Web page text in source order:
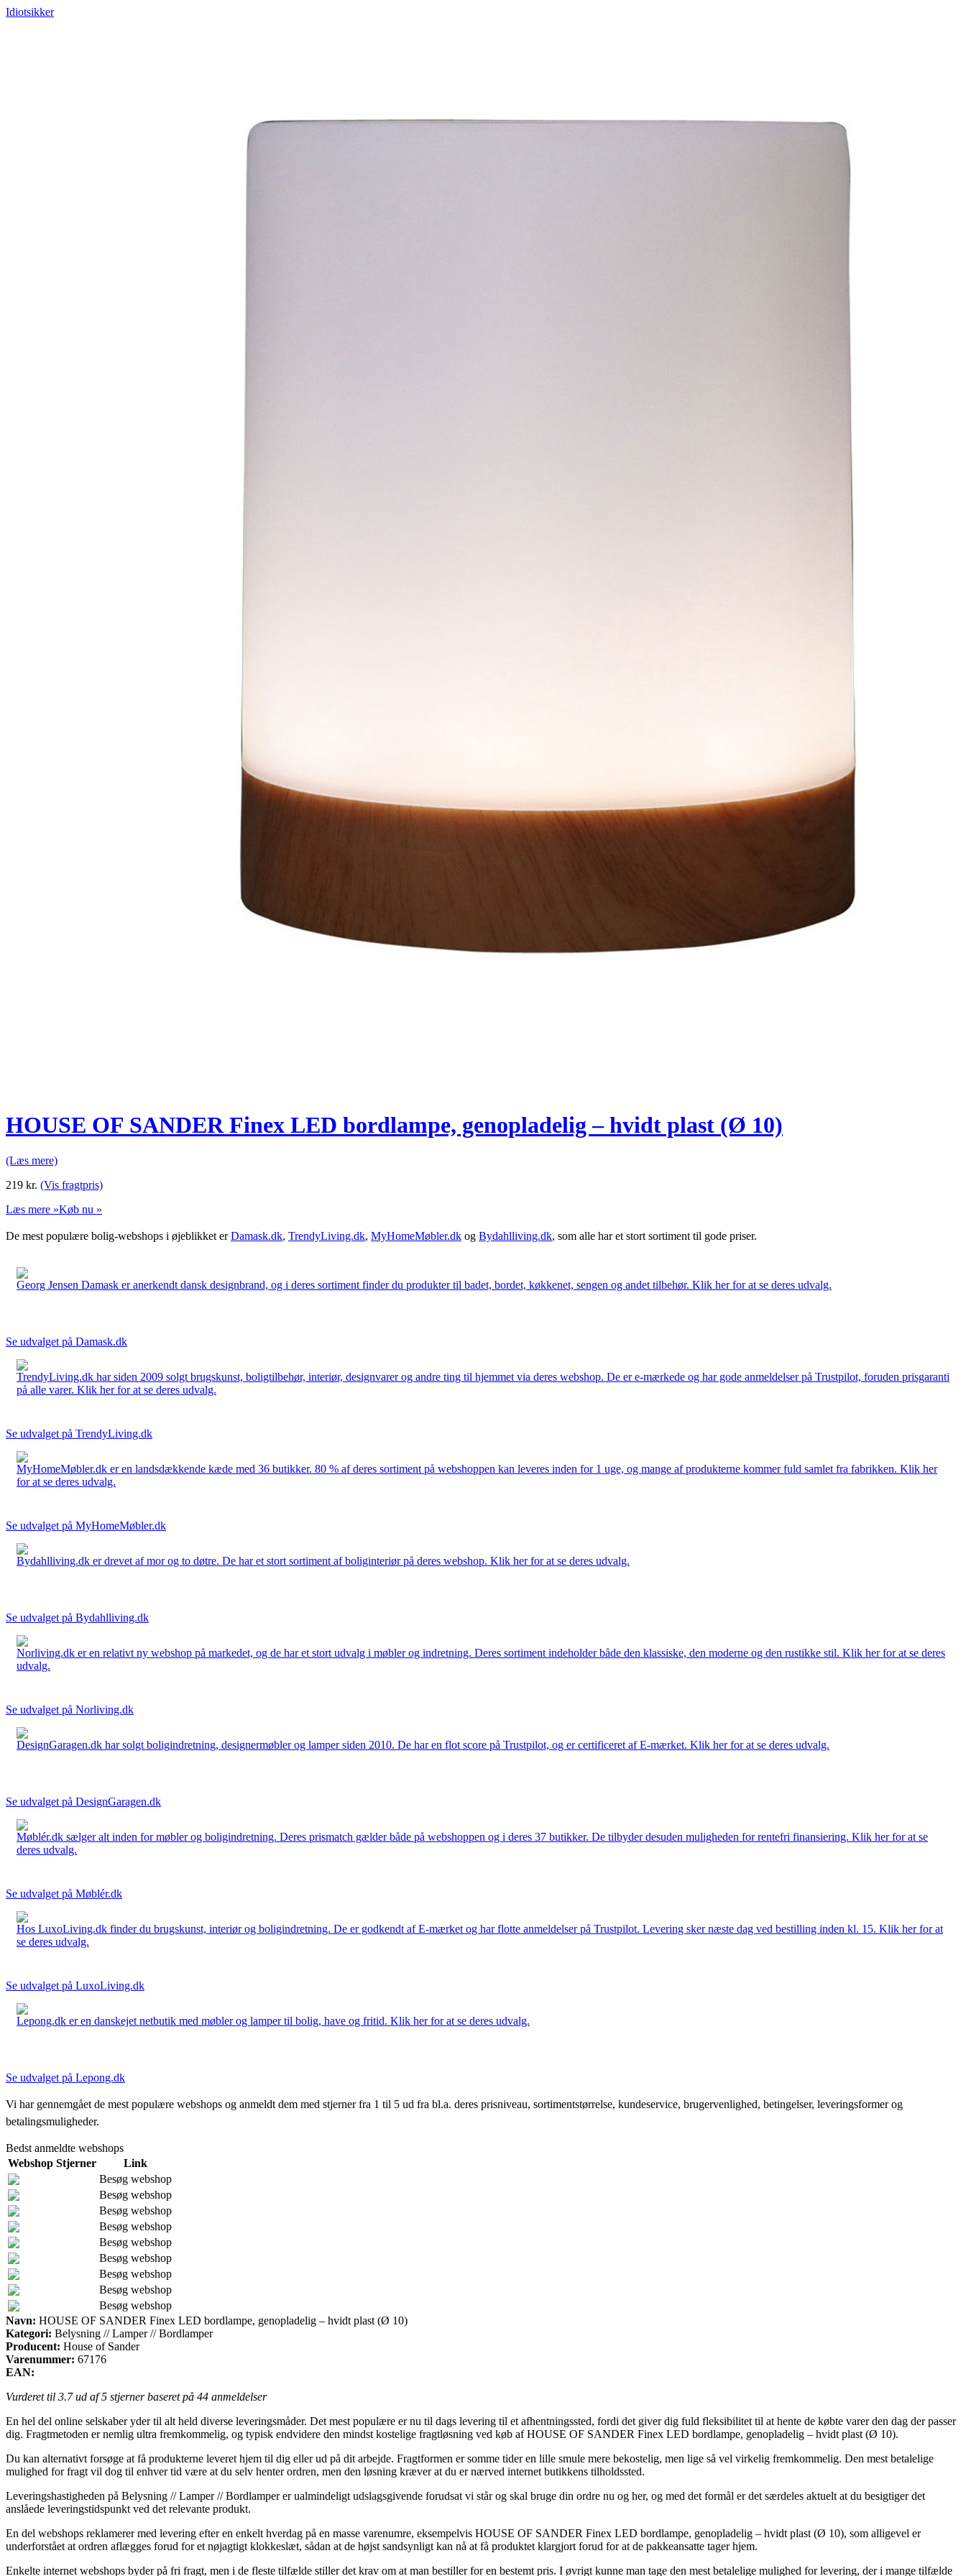
Idiotsikker
HOUSE OF SANDER Finex LED bordlampe, genopladelig – hvidt plast (Ø 10)
(Læs mere)
219 kr. (Vis fragtpris)
Læs mere »Køb nu »
De mest populære bolig-webshops i øjeblikket erDamask.dk, TrendyLiving.dk, MyHomeMøbler.dk og Bydahlliving.dk, som alle har et stort sortiment til gode priser.
Georg Jensen Damask er anerkendt dansk designbrand, og i deres sortiment finder du produkter til badet, bordet, køkkenet, sengen og andet tilbehør. Klik her for at se deres udvalg.
Se udvalget på Damask.dk
TrendyLiving.dk har siden 2009 solgt brugskunst, boligtilbehør, interiør, designvarer og andre ting til hjemmet via deres webshop. De er e-mærkede og har gode anmeldelser på Trustpilot, foruden prisgaranti
på alle varer. Klik her for at se deres udvalg.
Se udvalget på TrendyLiving.dk
MyHomeMøbler.dk er en landsdækkende kæde med 36 butikker. 80 % af deres sortiment på webshoppen kan leveres inden for 1 uge, og mange af produkterne kommer fuld samlet fra fabrikken. Klik her
for at se deres udvalg.
Se udvalget på MyHomeMøbler.dk
Bydahlliving.dk er drevet af mor og to døtre. De har et stort sortiment af boliginteriør på deres webshop. Klik her for at se deres udvalg.
Se udvalget på Bydahlliving.dk
Norliving.dk er en relativt ny webshop på markedet, og de har et stort udvalg i møbler og indretning. Deres sortiment indeholder både den klassiske, den moderne og den rustikke stil. Klik her for at se deres
udvalg.
Se udvalget på Norliving.dk
DesignGaragen.dk har solgt boligindretning, designermøbler og lamper siden 2010. De har en flot score på Trustpilot, og er certificeret af E-mærket. Klik her for at se deres udvalg.
Se udvalget på DesignGaragen.dk
Møblér.dk sælger alt inden for møbler og boligindretning. Deres prismatch gælder både på webshoppen og i deres 37 butikker. De tilbyder desuden muligheden for rentefri finansiering. Klik her for at se
deres udvalg.
Se udvalget på Møblér.dk
Hos LuxoLiving.dk finder du brugskunst, interiør og boligindretning. De er godkendt af E-mærket og har flotte anmeldelser på Trustpilot. Levering sker næste dag ved bestilling inden kl. 15. Klik her for at
se deres udvalg.
Se udvalget på LuxoLiving.dk
Lepong.dk er en danskejet netbutik med møbler og lamper til bolig, have og fritid. Klik her for at se deres udvalg.
Se udvalget på Lepong.dk
Vi har gennemgået de mest populære webshops og anmeldt dem med stjerner fra 1 til 5 ud fra bl.a. deres prisniveau, sortimentstørrelse, kundeservice, brugervenlighed, betingelser, leveringsformer og
betalingsmuligheder.
Bedst anmeldte webshops
Webshop Stjerner
Link
Besøg webshop
Besøg webshop
Besøg webshop
Besøg webshop
Besøg webshop
Besøg webshop
Besøg webshop
Besøg webshop
Besøg webshop
Navn: HOUSE OF SANDER Finex LED bordlampe, genopladelig – hvidt plast (Ø 10)
Kategori: Belysning // Lamper // Bordlamper
Producent: House of Sander
Varenummer: 67176
EAN:
Vurderet til 3.7ud af 5 stjerner baseret på 44 anmeldelser
En hel del online selskaber yder til alt held diverse leveringsmåder. Det mest populære er nu til dags levering til et afhentningssted, fordi det giver dig fuld fleksibilitet til at hente de købte varer den dag der passer
dig. Fragtmetoden er nemlig ultra fremkommelig, og typisk endvidere den mindst kostelige fragtløsning ved køb af HOUSE OF SANDER Finex LED bordlampe, genopladelig – hvidt plast (Ø 10).
Du kan alternativt forsøge at få produkterne leveret hjem til dig eller ud på dit arbejde. Fragtformen er somme tider en lille smule mere bekostelig, men lige så vel virkelig fremkommelig. Den mest betalelige
mulighed for fragt vil dog til enhver tid være at du selv henter ordren, men den løsning kræver at du er nærved internet butikkens tilholdssted.
Leveringshastigheden på Belysning // Lamper // Bordlamper er ualmindeligt udslagsgivende forudsat vi står og skal bruge din ordre nu og her, og med det formål er det særdeles aktuelt at du besigtiger det
anslåede leveringstidspunkt ved det relevante produkt.
En del webshops reklamerer med levering efter en enkelt hverdag på en masse varenumre, eksempelvis HOUSE OF SANDER Finex LED bordlampe, genopladelig – hvidt plast (Ø 10), som alligevel er
underforstået at ordren aflægges forud for et nøjagtigt klokkeslæt, sådan at de højst sandsynligt kan nå at få produktet klargjort forud for at de pakkeansatte tager hjem.
Enkelte internet webshops byder på fri fragt, men i de fleste tilfælde stiller det krav om at man bestiller for en bestemt pris. I øvrigt kunne man tage den mest betalelige mulighed for levering, der i mange tilfælde